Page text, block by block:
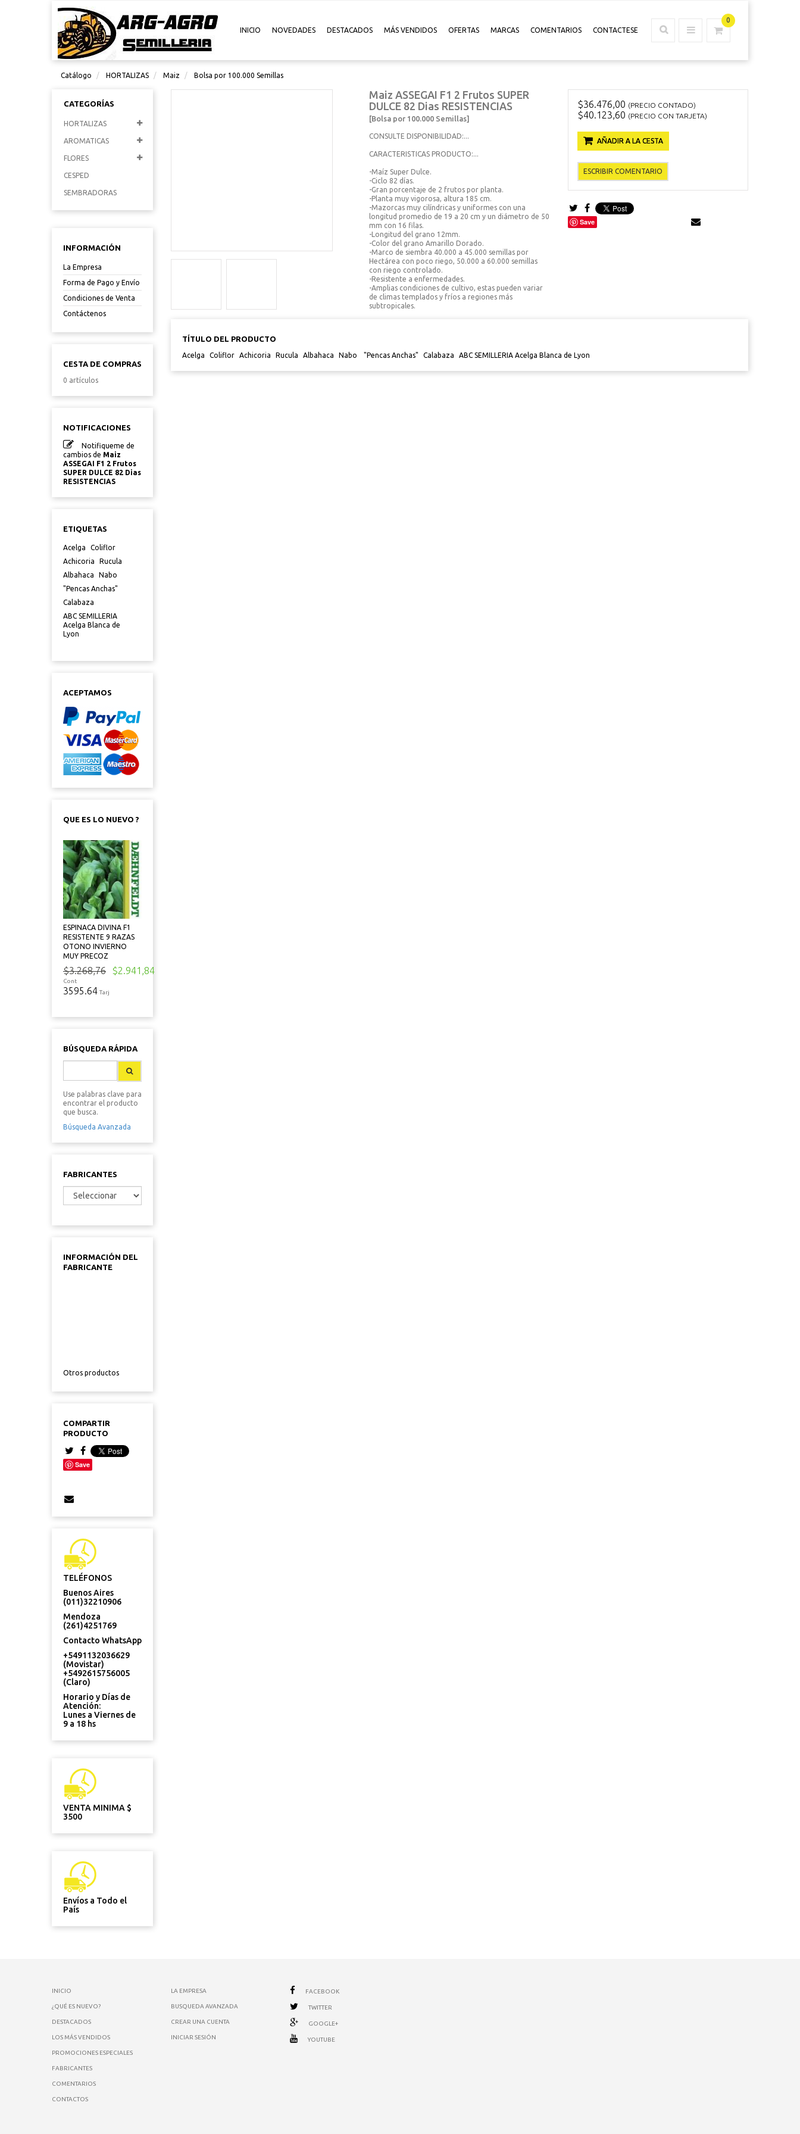
INICIO NOVEDADES DESTACADOS MÁS VENDIDOS OFERTAS MARCAS COMENTARIOS CONTACTESE
0
Catálogo HORTALIZAS Maiz Bolsa por 100.000 Semillas
CATEGORÍAS
HORTALIZAS
AROMATICAS
FLORES
CESPED
SEMBRADORAS
INFORMACIÓN
La Empresa
Forma de Pago y Envío
Condiciones de Venta
Contáctenos
CESTA DE COMPRAS
0 artículos
NOTIFICACIONES
Notifiqueme de
cambios de Maiz
ASSEGAI F1 2 Frutos
SUPER DULCE 82 Dias
RESISTENCIAS
ETIQUETAS
Acelga
Coliflor
Achicoria
Rucula
Albahaca
Nabo
"Pencas Anchas"
Calabaza
ABC SEMILLERIA
Acelga Blanca de
Lyon
ACEPTAMOS
QUE ES LO NUEVO ?
ESPINACA DIVINA F1
RESISTENTE 9 RAZAS
OTONO INVIERNO
MUY PRECOZ
$3.268,76 $2.941,84
Cont
3595.64 Tarj
BÚSQUEDA RÁPIDA
Use palabras clave para
encontrar el producto
que busca.
Búsqueda Avanzada
FABRICANTES
INFORMACIÓN DEL
FABRICANTE
Otros productos
COMPARTIR
PRODUCTO
Save
TELÉFONOS
Buenos Aires
(011)32210906
Mendoza
(261)4251769
Contacto WhatsApp
+5491132036629
(Movistar)
+5492615756005
(Claro)
Horario y Días de
Atención:
Lunes a Viernes de
9 a 18 hs
VENTA MINIMA $
3500
Envíos a Todo el
País
Maiz ASSEGAI F1 2 Frutos SUPER
DULCE 82 Dias RESISTENCIAS
[Bolsa por 100.000 Semillas]
CONSULTE DISPONIBILIDAD:...
CARACTERISTICAS PRODUCTO:...
-Maíz Super Dulce.
-Ciclo 82 días.
-Gran porcentaje de 2 frutos por planta.
-Planta muy vigorosa, altura 185 cm.
-Mazorcas muy cilíndricas y uniformes con una
longitud promedio de 19 a 20 cm y un diámetro de 50
mm con 16 filas.
-Longitud del grano 12mm.
-Color del grano Amarillo Dorado.
-Marco de siembra 40.000 a 45.000 semillas por
Hectárea con poco riego, 50.000 a 60.000 semillas
con riego controlado.
-Resistente a enfermedades.
-Amplias condiciones de cultivo, estas pueden variar
de climas templados y fríos a regiones más
subtropicales.
$36.476,00 (PRECIO CONTADO)
$40.123,60 (PRECIO CON TARJETA)
AÑADIR A LA CESTA
ESCRIBIR COMENTARIO
Save
TÍTULO DEL PRODUCTO
Acelga Coliflor Achicoria Rucula Albahaca Nabo "Pencas Anchas" Calabaza ABC SEMILLERIA Acelga Blanca de Lyon
INICIO
¿QUÉ ES NUEVO?
DESTACADOS
LOS MÁS VENDIDOS
PROMOCIONES ESPECIALES
FABRICANTES
COMENTARIOS
CONTACTOS
LA EMPRESA
BUSQUEDA AVANZADA
CREAR UNA CUENTA
INICIAR SESIÓN
FACEBOOK
TWITTER
GOOGLE+
YOUTUBE